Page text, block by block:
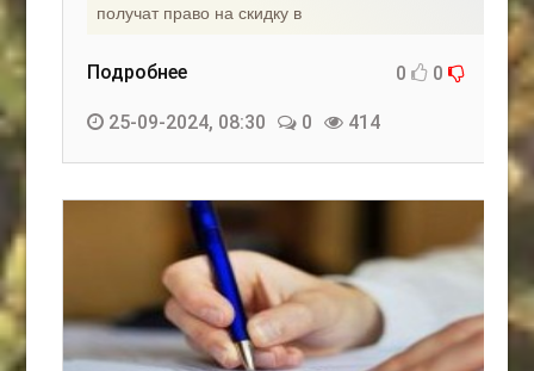
получат право на скидку в
Подробнее 0 0
25-09-2024, 08:30 0 414